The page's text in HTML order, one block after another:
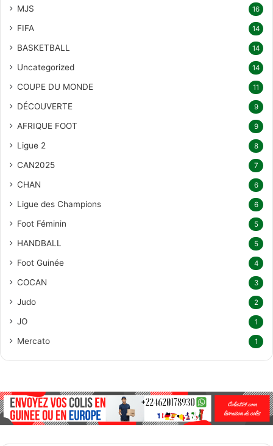
MJS 16
FIFA 14
BASKETBALL 14
Uncategorized 14
COUPE DU MONDE 11
DÉCOUVERTE 9
AFRIQUE FOOT 9
Ligue 2 8
CAN2025 7
CHAN 6
Ligue des Champions 6
Foot Féminin 5
HANDBALL 5
Foot Guinée 4
COCAN 3
Judo 2
JO 1
Mercato 1